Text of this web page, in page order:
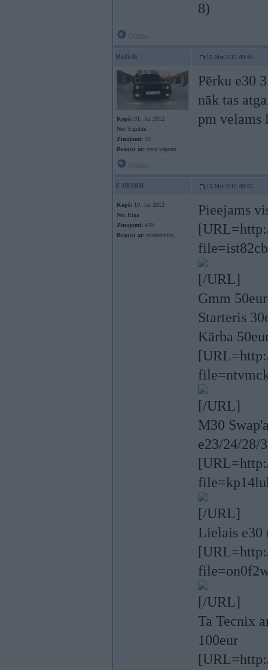
8)
Rolish 15. Mar 2015, 09:46
Kopš: 31. Jul 2012
No: Sigulda
Ziņojumi: 93
Braucu ar: vecu vagonu
Pērku e30
nāk tas
pm velams
EJ93RR 15. Mar 2015, 09:52
Kopš: 10. Jul 2012
No: Rīga
Ziņojumi: 439
Braucu ar: trisdesmito...
Pieejams
[/URL]
Gmm 50eur
Starteris
Kārba
[/URL]
M30
e23/24/28/
[/URL]
Lielais e30
[/URL]
Ta Tecnix
100eur